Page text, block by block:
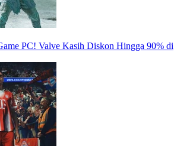
PC! Valve Kasih Diskon Hingga 90% di